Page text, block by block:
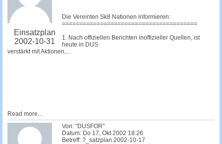
Einsatzplan
2002-10-31
Die Vereinten Sk8 Nationen informieren:
=======================================
1. Nach offiziellen Berichten inoffizieller Quellen, ist
heute in DUS
verstärkt mit Aktionen,...
Read more...
Von: "DUSFOR"
Datum: Do 17, Okt 2002 18:26
Betreff: ?_satzplan 2002-10-17